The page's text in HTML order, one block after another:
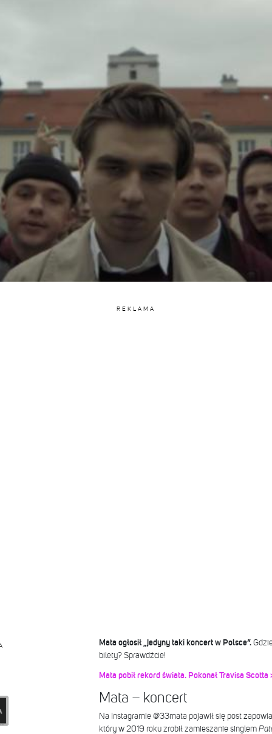
REKLAMA
Mata ogłosił „jedyny taki koncert w Polsce”.
bilety? Sprawdźcie!
Mata pobił rekord świata. Pokonał Travisa Scotta
Mata – koncert
Na Instagramie @33mata pojawił się post
który w 2019 roku zrobił zamieszanie singlem